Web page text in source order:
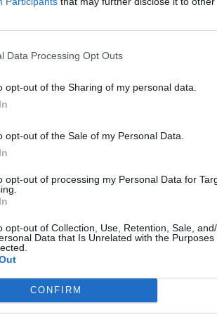
Data Processing Opt Outs
opt-out of the Sharing of my personal data.
opt-out of the Sale of my Personal Data.
opt-out of processing my Personal Data for
opt-out of Collection, Use, Retention, Sale,
Data that Is Unrelated with the Purposes
CONFIRM
της καθημερινότητας
έργα υποδομών στην περιοχή τα
2025 08:41
Κυριακός: Πρωθυπουργός
ο θάνατός του
και πολιτικός, που διατέλεσε και
1863, κατά το διάστημα της
Α’
2025 08:30